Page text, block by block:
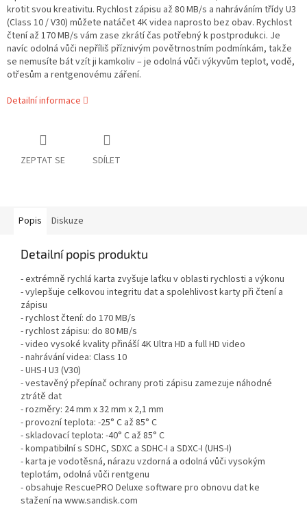
krotit svou kreativitu. Rychlost zápisu až 80 MB/s a nahráváním třídy U3
(Class 10 / V30) můžete natáčet 4K videa naprosto bez obav. Rychlost
čtení až 170 MB/s vám zase zkrátí čas potřebný k postprodukci. Je
navíc odolná vůči nepříliš příznivým povětrnostním podmínkám, takže
se nemusíte bát vzít ji kamkoliv – je odolná vůči výkyvům teplot, vodě,
otřesům a rentgenovému záření.
Detailní informace
ZEPTAT SE SDÍLET
Popis Diskuze
Detailní popis produktu
- extrémně rychlá karta zvyšuje laťku v oblasti rychlosti a výkonu
- vylepšuje celkovou integritu dat a spolehlivost karty při čtení a
zápisu
- rychlost čtení: do 170 MB/s
- rychlost zápisu: do 80 MB/s
- video vysoké kvality přináší 4K Ultra HD a full HD video
- nahrávání videa: Class 10
- UHS-I U3 (V30)
- vestavěný přepínač ochrany proti zápisu zamezuje náhodné
ztrátě dat
- rozměry: 24 mm x 32 mm x 2,1 mm
- provozní teplota: -25° C až 85° C
- skladovací teplota: -40° C až 85° C
- kompatibilní s SDHC, SDXC a SDHC-I a SDXC-I (UHS-I)
- karta je vodotěsná, nárazu vzdorná a odolná vůči vysokým
teplotám, odolná vůči rentgenu
- obsahuje RescuePRO Deluxe software pro obnovu dat ke
stažení na www.sandisk.com